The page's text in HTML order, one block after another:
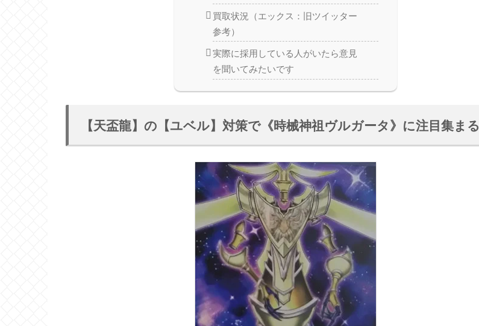
買取状況（エックス：旧ツイッター
参考）
実際に採用している人がいたら意見
を聞いてみたいです
【天盃龍】の【ユベル】対策で《時械神祖ヴルガータ》に注目集まる